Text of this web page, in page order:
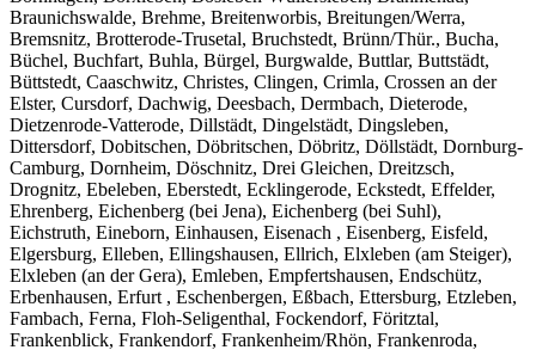
Braunichswalde, Brehme, Breitenworbis, Breitungen/Werra,
Bremsnitz, Brotterode-Trusetal, Bruchstedt, Brünn/Thür., Bucha,
Büchel, Buchfart, Buhla, Bürgel, Burgwalde, Buttlar, Buttstädt,
Büttstedt, Caaschwitz, Christes, Clingen, Crimla, Crossen an der
Elster, Cursdorf, Dachwig, Deesbach, Dermbach, Dieterode,
Dietzenrode-Vatterode, Dillstädt, Dingelstädt, Dingsleben,
Dittersdorf, Dobitschen, Döbritschen, Döbritz, Döllstädt, Dornburg-
Camburg, Dornheim, Döschnitz, Drei Gleichen, Dreitzsch,
Drognitz, Ebeleben, Eberstedt, Ecklingerode, Eckstedt, Effelder,
Ehrenberg, Eichenberg (bei Jena), Eichenberg (bei Suhl),
Eichstruth, Eineborn, Einhausen, Eisenach , Eisenberg, Eisfeld,
Elgersburg, Elleben, Ellingshausen, Ellrich, Elxleben (am Steiger),
Elxleben (an der Gera), Emleben, Empfertshausen, Endschütz,
Erbenhausen, Erfurt , Eschenbergen, Eßbach, Ettersburg, Etzleben,
Fambach, Ferna, Floh-Seligenthal, Fockendorf, Föritztal,
Frankenblick, Frankendorf, Frankenheim/Rhön, Frankenroda,